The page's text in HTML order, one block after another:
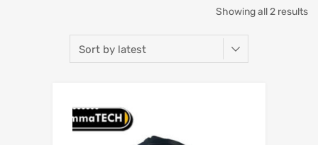
Showing all 2 results